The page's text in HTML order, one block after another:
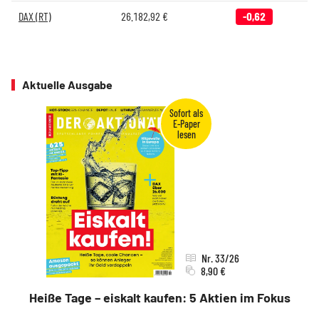
DAX (RT) 26.182,92 € -0,62
Aktuelle Ausgabe
Heiße Tage – eiskalt kaufen: 5 Aktien im Fokus
Nr. 33/26
8,90 €